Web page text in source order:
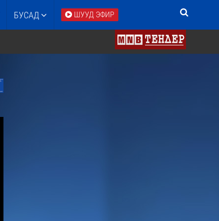
БУСАД ШУУД ЭФИР